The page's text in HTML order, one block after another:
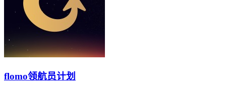
flomo领航员计划